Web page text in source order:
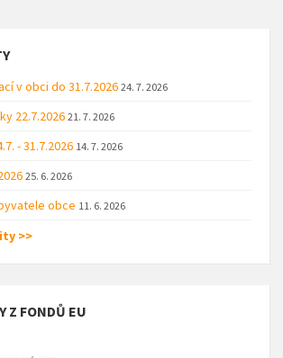
v obci do 31.7.202624. 7. 2026
22.7.2026 21. 7. 2026
- 31.7.2026 14. 7. 2026
25. 6. 2026
obce 11. 6. 2026
>>
Z FONDŮ EU